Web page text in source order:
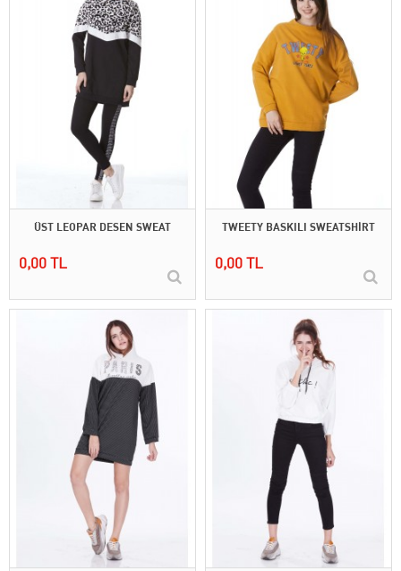
ÜST LEOPAR DESEN SWEAT
0,00 TL
TWEETY BASKILI SWEATSHİRT
0,00 TL